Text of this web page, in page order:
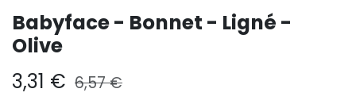
Babyface - Bonnet - Ligné -
Olive
3,31 € 6,57€